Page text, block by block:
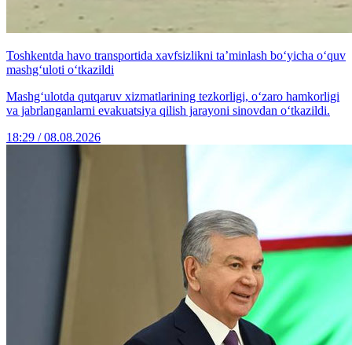
Toshkentda havo transportida xavfsizlikni ta’minlash bo‘yicha o‘quv
mashg‘uloti o‘tkazildi
Mashg‘ulotda qutqaruv xizmatlarining tezkorligi, o‘zaro hamkorligi
va jabrlanganlarni evakuatsiya qilish jarayoni sinovdan o‘tkazildi.
18:29 / 08.08.2026